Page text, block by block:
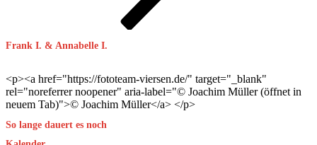
Frank I. & Annabelle I.
<p><a href="https://fototeam-viersen.de/" target="_blank"
rel="noreferrer noopener" aria-label="© Joachim Müller (öffnet in
neuem Tab)">© Joachim Müller</a> </p>
So lange dauert es noch